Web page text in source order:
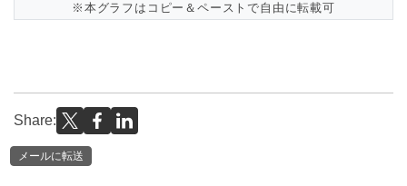
※本グラフはコピー＆ペーストで自由に転載可
Share:
メールに転送